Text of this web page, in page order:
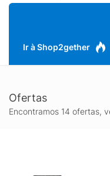
máquinaComposição:
Ir à Shop2gether
Ofertas
Encontramos 14 ofertas,